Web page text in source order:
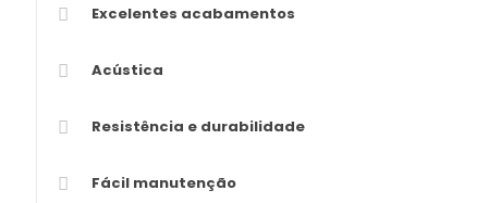
Excelentes acabamentos
Acústica
Resistência e durabilidade
Fácil manutenção